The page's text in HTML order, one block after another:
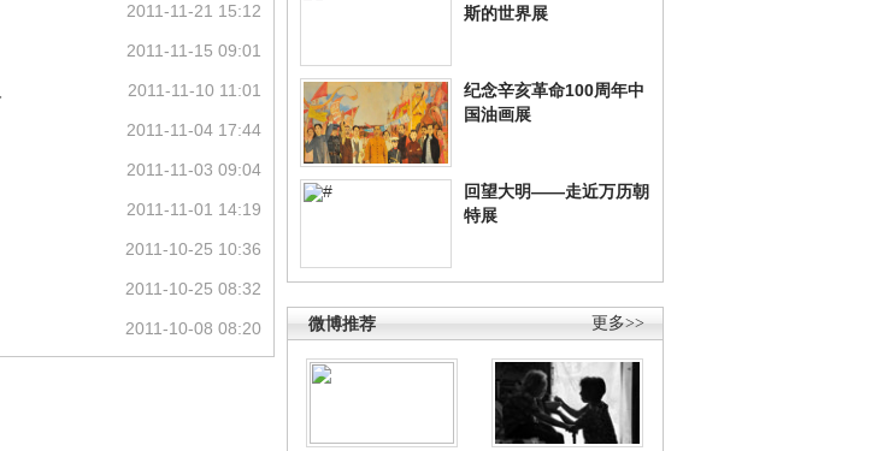
斯的世界展
纪念辛亥革命100周年中
国油画展
回望大明——走近万历朝
特展
更多>>
微博推荐
2011-11-21 15:12
2011-11-15 09:01
2011-11-10 11:01
2011-11-04 17:44
2011-11-03 09:04
2011-11-01 14:19
2011-10-25 10:36
2011-10-25 08:32
2011-10-08 08:20